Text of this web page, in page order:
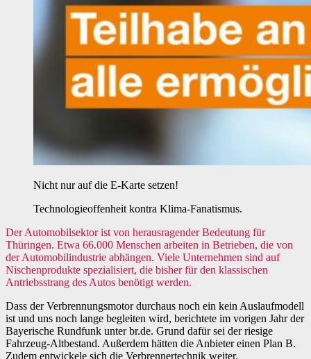
Nicht nur auf die E-Karte setzen!
Technologieoffenheit kontra Klima-Fanatismus.
Der Automobilsektor ist von herausragender Bedeutung für
Thüringen. Etwa 66.000 Menschen arbeiten in Betrieben, die von
der Automobilindustrie abhängen. Viele Unternehmen sind auf
Nischenprodukte spezialisiert, die bisher für den klassischen
Antriebsstrang des Autos benötigt werden.
Dass der Verbrennungsmotor durchaus noch ein kein Auslaufmodell
ist und uns noch lange begleiten wird, berichtete im vorigen Jahr der
Bayerische Rundfunk unter br.de. Grund dafür sei der riesige
Fahrzeug-Altbestand. Außerdem hätten die Anbieter einen Plan B.
Zudem entwickele sich die Verbrennertechnik weiter.